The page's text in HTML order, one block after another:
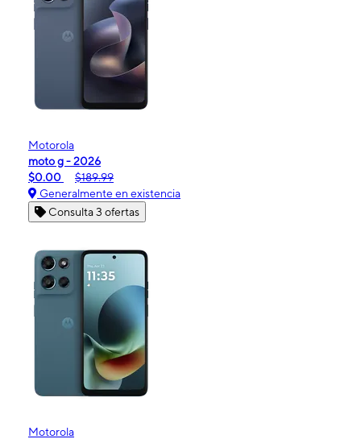
Motorola
moto g - 2026
$0.00
$189.99
Generalmente en existencia
Consulta 3 ofertas
Motorola